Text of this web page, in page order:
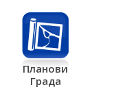
Планови
Града